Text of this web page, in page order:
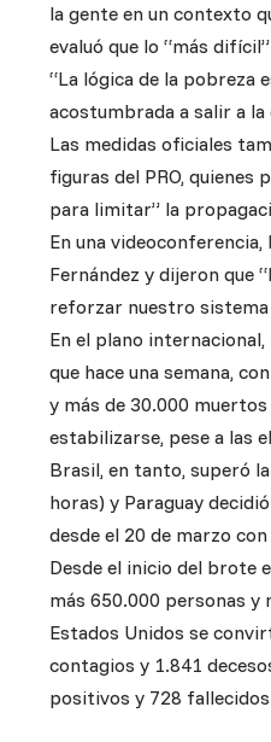
la gente en un contexto
evaluó que lo “más
“La lógica de la pobreza
acostumbrada a salir a la
Las medidas oficiales
figuras del PRO, quienes
para limitar” la
En una
Fernández y dijeron que
reforzar nuestro sistema
En el plano
que hace una semana,
y más de 30.000
estabilizarse, pese a las
Brasil, en tanto, superó
horas) y Paraguay
desde el 20 de marzo
Desde el inicio del brote
más 650.000 personas y
Estados Unidos se
contagios y 1.841
positivos y 728